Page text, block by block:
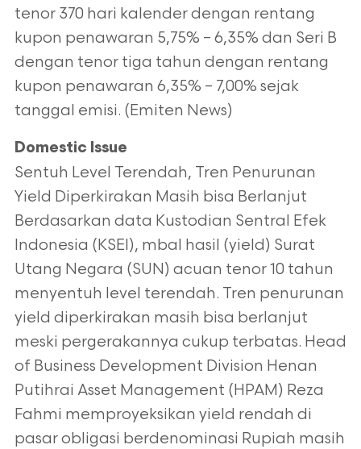
tenor 370 hari kalender dengan rentang
kupon penawaran 5,75% – 6,35% dan Seri B
dengan tenor tiga tahun dengan rentang
kupon penawaran 6,35% – 7,00% sejak
tanggal emisi. (Emiten News)
Domestic Issue
Sentuh Level Terendah, Tren Penurunan
Yield Diperkirakan Masih bisa Berlanjut
Berdasarkan data Kustodian Sentral Efek
Indonesia (KSEI), mbal hasil (yield) Surat
Utang Negara (SUN) acuan tenor 10 tahun
menyentuh level terendah. Tren penurunan
yield diperkirakan masih bisa berlanjut
meski pergerakannya cukup terbatas. Head
of Business Development Division Henan
Putihrai Asset Management (HPAM) Reza
Fahmi memproyeksikan yield rendah di
pasar obligasi berdenominasi Rupiah masih